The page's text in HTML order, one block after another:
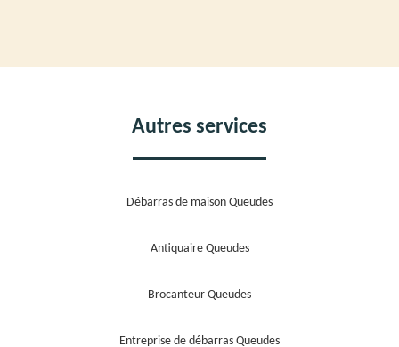
Autres services
Débarras de maison Queudes
Antiquaire Queudes
Brocanteur Queudes
Entreprise de débarras Queudes